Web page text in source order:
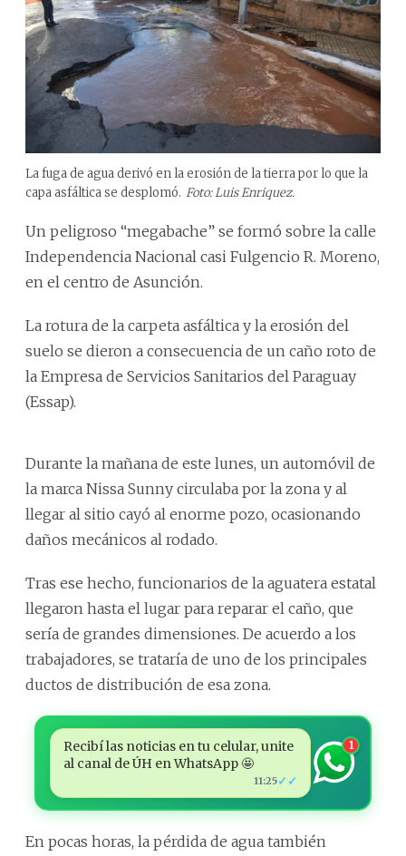
La fuga de agua derivó en la erosión de la tierra por lo que la
capa asfáltica se desplomó. Foto: Luis Enriquez.
Un peligroso “megabache” se formó sobre la calle
Independencia Nacional casi Fulgencio R. Moreno,
en el centro de Asunción.
La rotura de la carpeta asfáltica y la erosión del
suelo se dieron a consecuencia de un caño roto de
la Empresa de Servicios Sanitarios del Paraguay
(Essap).
Durante la mañana de este lunes, un automóvil de
la marca Nissa Sunny circulaba por la zona y al
llegar al sitio cayó al enorme pozo, ocasionando
daños mecánicos al rodado.
Tras ese hecho, funcionarios de la aguatera estatal
llegaron hasta el lugar para reparar el caño, que
sería de grandes dimensiones. De acuerdo a los
trabajadores, se trataría de uno de los principales
ductos de distribución de esa zona.
Recibí las noticias en tu celular, unite
al canal de ÚH en WhatsApp 🤩
11:25✓✓
1
En pocas horas, la pérdida de agua también